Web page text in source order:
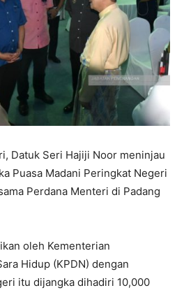
Datuk Seri Hajiji Noor meninjau
Puasa Madani Peringkat Negeri
Perdana Menteri di Padang
oleh Kementerian
Hidup (KPDN) dengan
itu dijangka dihadiri 10,000